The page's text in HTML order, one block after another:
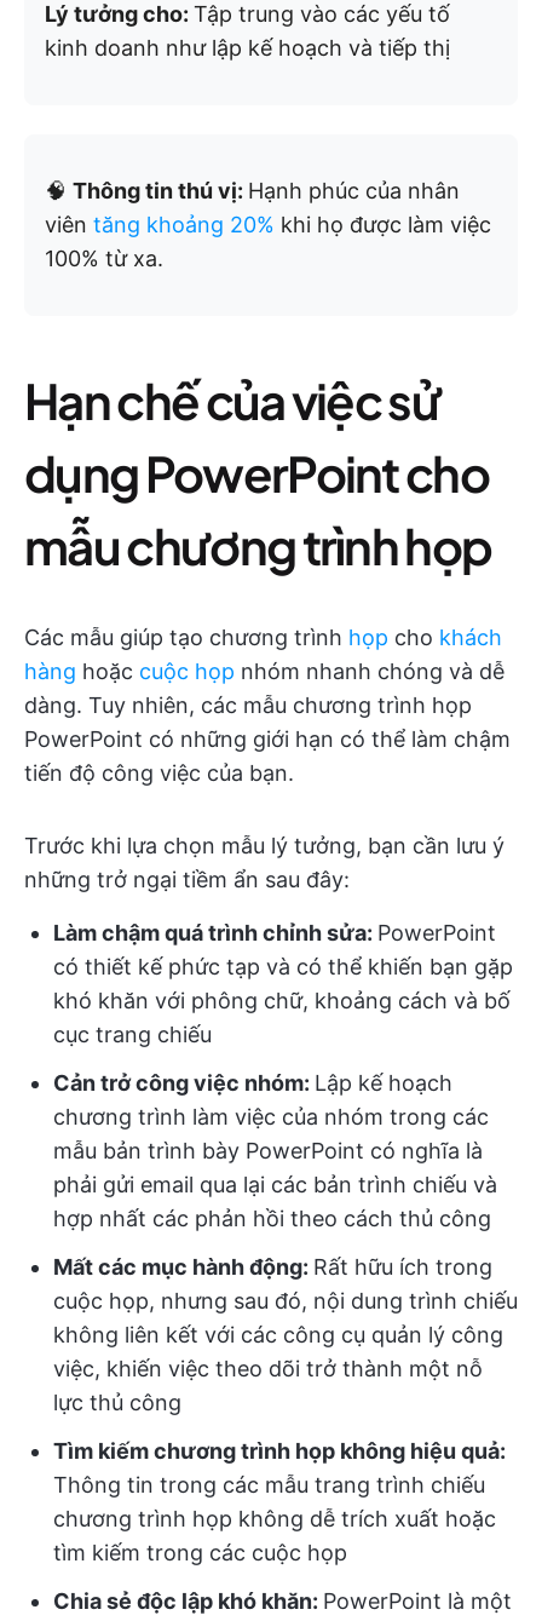
Lý tưởng cho: Tập trung vào các yếu tố
kinh doanh như lập kế hoạch và tiếp thị
🧠 Thông tin thú vị: Hạnh phúc của nhân
viên tăng khoảng 20% khi họ được làm việc
100% từ xa.
Hạn chế của việc sử
dụng PowerPoint cho
mẫu chương trình họp
Các mẫu giúp tạo chương trình họp cho khách
hàng hoặc cuộc họp nhóm nhanh chóng và dễ
dàng. Tuy nhiên, các mẫu chương trình họp
PowerPoint có những giới hạn có thể làm chậm
tiến độ công việc của bạn.
Trước khi lựa chọn mẫu lý tưởng, bạn cần lưu ý
những trở ngại tiềm ẩn sau đây:
Làm chậm quá trình chỉnh sửa: PowerPoint
có thiết kế phức tạp và có thể khiến bạn gặp
khó khăn với phông chữ, khoảng cách và bố
cục trang chiếu
Cản trở công việc nhóm: Lập kế hoạch
chương trình làm việc của nhóm trong các
mẫu bản trình bày PowerPoint có nghĩa là
phải gửi email qua lại các bản trình chiếu và
hợp nhất các phản hồi theo cách thủ công
Mất các mục hành động: Rất hữu ích trong
cuộc họp, nhưng sau đó, nội dung trình chiếu
không liên kết với các công cụ quản lý công
việc, khiến việc theo dõi trở thành một nỗ
lực thủ công
Tìm kiếm chương trình họp không hiệu quả:
Thông tin trong các mẫu trang trình chiếu
chương trình họp không dễ trích xuất hoặc
tìm kiếm trong các cuộc họp
Chia sẻ độc lập khó khăn: PowerPoint là một